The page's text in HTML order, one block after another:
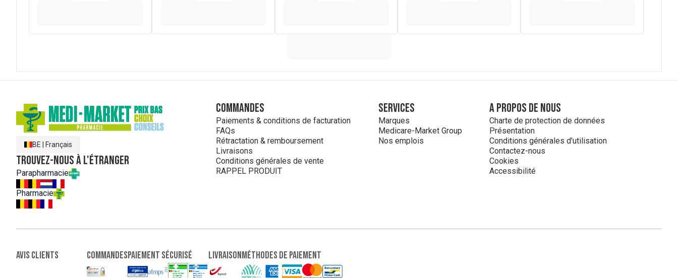
BE Français
Trouvez-nous à l'étranger
Parapharmacie
Pharmacie
Commandes
Paiements & conditions de facturation
FAQs
Rétractation & remboursement
Livraisons
Conditions générales de vente
RAPPEL PRODUIT
Services
Marques
Medicare-Market Group
Nos emplois
A propos de nous
Charte de protection de données
Présentation
Conditions générales d'utilisation
Contactez-nous
Cookies
Accessibilité
Avis clients Commandespaiement sécurisé LivraisonMéthodes de paiement